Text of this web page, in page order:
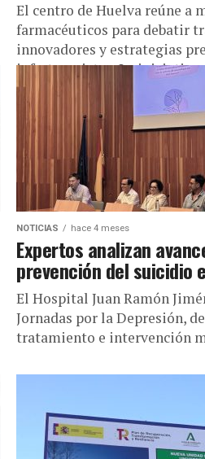
El centro de Huelva reúne a
farmacéuticos para debatir
innovadores y estrategias
infartos e ictus. La iniciativa
coordinación entre...
NOTICIAS hace 4 meses
Expertos analizan
prevención del suicidio
El Hospital Juan Ramón
Jornadas por la Depresión,
tratamiento e intervención